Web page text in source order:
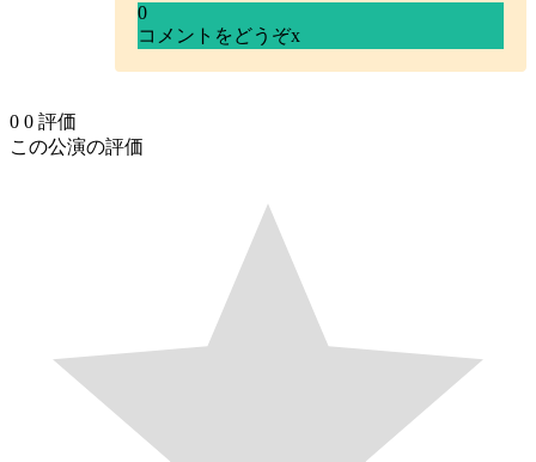
0
コメントをどうぞx
0 0 評価
この公演の評価